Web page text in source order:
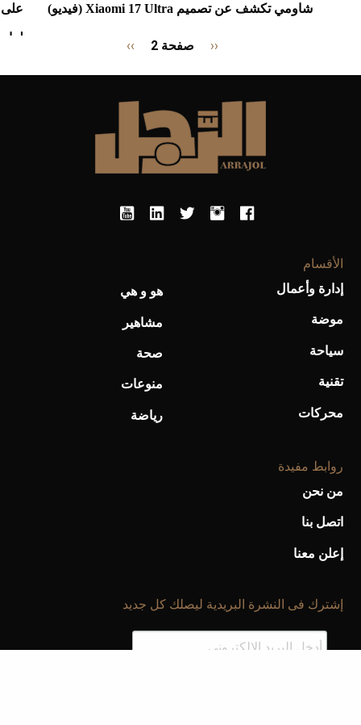
شاومي تكشف عن تصميم Xiaomi 17 Ultra (فيديو) على
لعام
Previous
‹‹ صفحة 2
الصفحة
››
الأقسام
إدارة وأعمال
موضة
سياحة
تقنية
محركات
هو و هي
مشاهير
صحة
منوعات
رياضة
روابط مفيدة
من نحن
اتصل بنا
إعلن معنا
إشترك فى النشرة البريدية ليصلك كل جديد